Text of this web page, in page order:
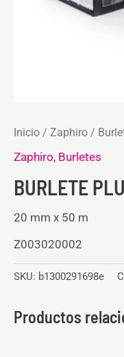
Inicio / Zaphiro /
Zaphiro, Burletes
BURLETE
20 mm x 50 m
Z003020002
SKU: b1300291698e
Productos